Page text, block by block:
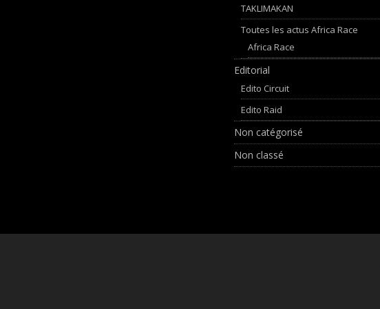
TAKLIMAKAN
Toutes les actus Africa Race
Africa Race
Editorial
Edito Circuit
Edito Raid
Non catégorisé
Non classé